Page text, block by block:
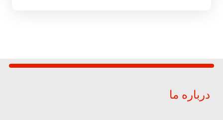
درباره ما